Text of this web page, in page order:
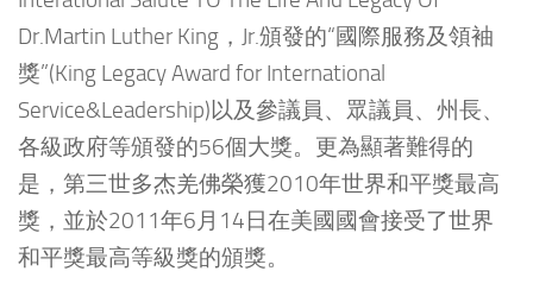
Dr.Martin Luther King，Jr.頒發的“國際服務及領袖
獎”(King Legacy Award for International
Service&Leadership)以及參議員、眾議員、州長、
各級政府等頒發的56個大獎。更為顯著難得的
是，第三世多杰羌佛榮獲2010年世界和平獎最高
獎，並於2011年6月14日在美國國會接受了世界
和平獎最高等級獎的頒獎。